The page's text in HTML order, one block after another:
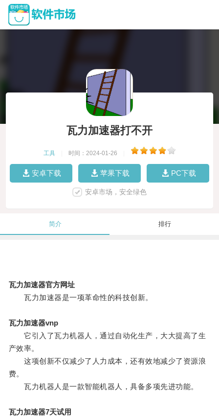
瓦力加速器打不开
工具 时间：2024-01-26
安卓下载 苹果下载 PC下载
安卓市场，安全绿色
简介 排行
瓦力加速器官方网址
瓦力加速器是一项革命性的科技创新。
瓦力加速器vnp
它引入了瓦力机器人，通过自动化生产，大大提高了生
产效率。
这项创新不仅减少了人力成本，还有效地减少了资源浪
费。
瓦力机器人是一款智能机器人，具备多项先进功能。
瓦力加速器7天试用